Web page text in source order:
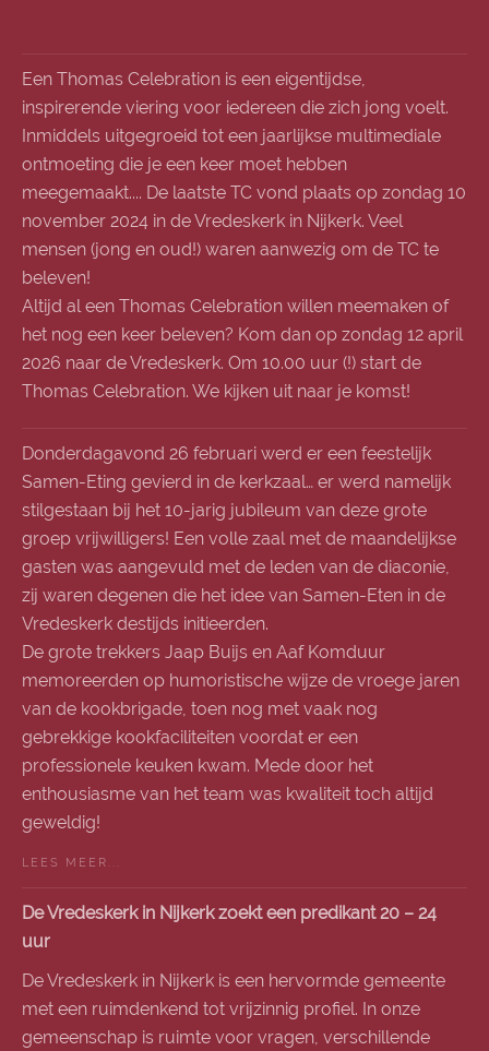
Een Thomas Celebration is een eigentijdse,
inspirerende viering voor iedereen die zich jong voelt.
Inmiddels uitgegroeid tot een jaarlijkse multimediale
ontmoeting die je een keer moet hebben
meegemaakt.... De laatste TC vond plaats op zondag 10
november 2024 in de Vredeskerk in Nijkerk. Veel
mensen (jong en oud!) waren aanwezig om de TC te
beleven!
Altijd al een Thomas Celebration willen meemaken of
het nog een keer beleven? Kom dan op zondag 12 april
2026 naar de Vredeskerk. Om 10.00 uur (!) start de
Thomas Celebration. We kijken uit naar je komst!
Donderdagavond 26 februari werd er een feestelijk
Samen-Eting gevierd in de kerkzaal… er werd namelijk
stilgestaan bij het 10-jarig jubileum van deze grote
groep vrijwilligers! Een volle zaal met de maandelijkse
gasten was aangevuld met de leden van de diaconie,
zij waren degenen die het idee van Samen-Eten in de
Vredeskerk destijds initieerden.
De grote trekkers Jaap Buijs en Aaf Komduur
memoreerden op humoristische wijze de vroege jaren
van de kookbrigade, toen nog met vaak nog
gebrekkige kookfaciliteiten voordat er een
professionele keuken kwam. Mede door het
enthousiasme van het team was kwaliteit toch altijd
geweldig!
LEES MEER...
De Vredeskerk in Nijkerk zoekt een predikant 20 – 24
uur
De Vredeskerk in Nijkerk is een hervormde gemeente
met een ruimdenkend tot vrijzinnig profiel. In onze
gemeenschap is ruimte voor vragen, verschillende